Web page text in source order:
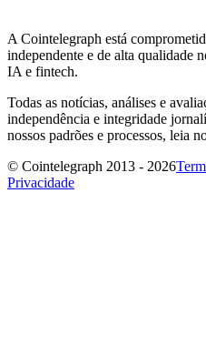
A Cointelegraph está
independente e de alta qualidade
IA e fintech.
Todas as notícias, análises e
independência e integridade
nossos padrões e processos, leia
© Cointelegraph 2013 - 2026
Privacidade